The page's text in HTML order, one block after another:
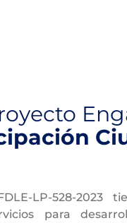
LP-528-2023
para